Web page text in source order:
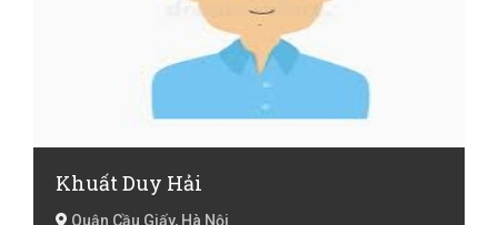
Khuất Duy Hải
Quận Cầu Giấy, Hà Nội